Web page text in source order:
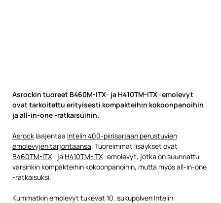
Asrockin tuoreet B460M-ITX- ja H410TM-ITX -emolevyt
ovat tarkoitettu erityisesti kompakteihin kokoonpanoihin
ja all-in-one -ratkaisuihin.
Asrock laajentaa Intelin 400-piirisarjaan perustuvien
emolevyjen tarjontaansa. Tuoreimmat lisäykset ovat
B460TM-ITX– ja H410TM-ITX-emolevyt, jotka on suunnattu
varsinkin kompakteihin kokoonpanoihin, mutta myös all-in-one
-ratkaisuksi.
Kummatkin emolevyt tukevat 10. sukupolven Intelin